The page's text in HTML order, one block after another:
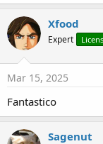
Xfood
Expert
Mar 15, 2025
Fantastico
Sagenut